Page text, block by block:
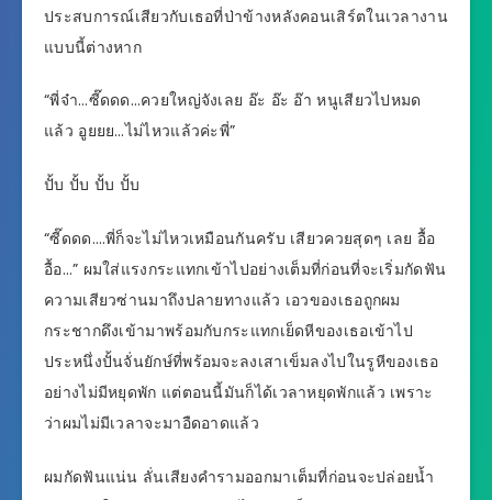
ประสบการณ์เสียวกับเธอที่ป่าข้างหลังคอนเสิร์ตในเวลางาน
แบบนี้ต่างหาก
“พี่จ๋า…ซี๊ดดด…ควยใหญ่จังเลย อ๊ะ อ๊ะ อ๊า หนูเสียวไปหมด
แล้ว อูยยย…ไม่ไหวแล้วค่ะพี่”
ปั้บ ปั้บ ปั้บ ปั้บ
“ซี๊ดดด….พี่ก็จะไม่ไหวเหมือนกันครับ เสียวควยสุดๆ เลย อื้อ
อื้อ…” ผมใส่แรงกระแทกเข้าไปอย่างเต็มที่ก่อนที่จะเริ่มกัดฟัน
ความเสียวซ่านมาถึงปลายทางแล้ว เอวของเธอถูกผม
กระชากดึงเข้ามาพร้อมกับกระแทกเย็ดหีของเธอเข้าไป
ประหนึ่งปั้นจั่นยักษ์ที่พร้อมจะลงเสาเข็มลงไปในรูหีของเธอ
อย่างไม่มีหยุดพัก แต่ตอนนี้มันก็ได้เวลาหยุดพักแล้ว เพราะ
ว่าผมไม่มีเวลาจะมาอืดอาดแล้ว
ผมกัดฟันแน่น ลั่นเสียงคำรามออกมาเต็มที่ก่อนจะปล่อยน้ำ